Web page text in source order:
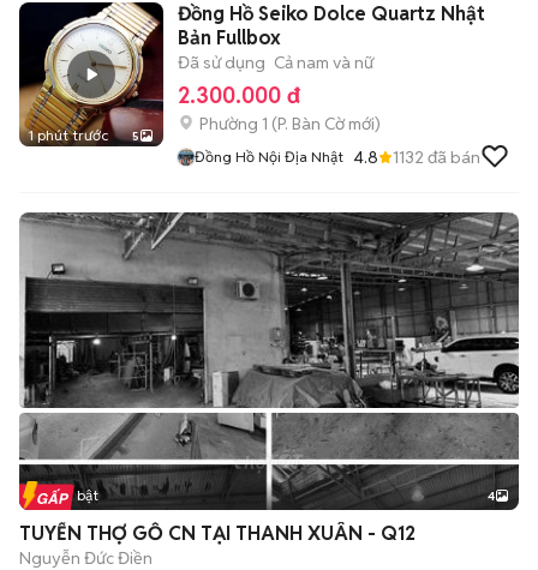
1 phút trước 5
Đồng Hồ Seiko Dolce Quartz Nhật
Bản Fullbox
Đã sử dụng Cả nam và nữ
2.300.000 đ
Phường 1 (P. Bàn Cờmới)
Đồng Hồ Nội Địa Nhật 4.8 1132 đã bán
Tin nổi bật 4
TUYỂN THỢ GỖ CN TẠI THANH XUÂN - Q12
Nguyễn Đức Điền